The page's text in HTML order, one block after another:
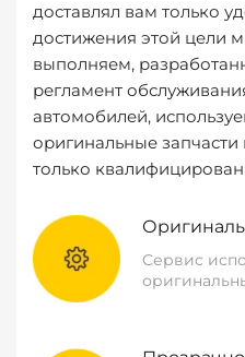
доставлял вам только
достижения этой цели
выполняем,
регламент
автомобилей,
оригинальные
только
Сервис